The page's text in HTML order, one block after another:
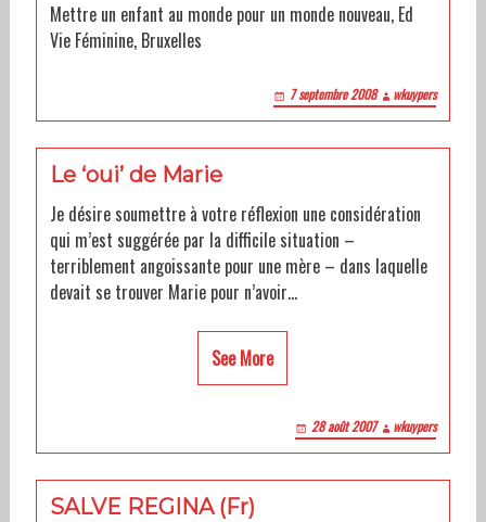
Mettre un enfant au monde pour un monde nouveau, Ed
Vie Féminine, Bruxelles
7 septembre 2008 wkuypers
Le ‘oui’ de Marie
Je désire soumettre à votre réflexion une considération
qui m’est suggérée par la difficile situation –
terriblement angoissante pour une mère – dans laquelle
devait se trouver Marie pour n’avoir…
See More
28 août 2007 wkuypers
SALVE REGINA (Fr)